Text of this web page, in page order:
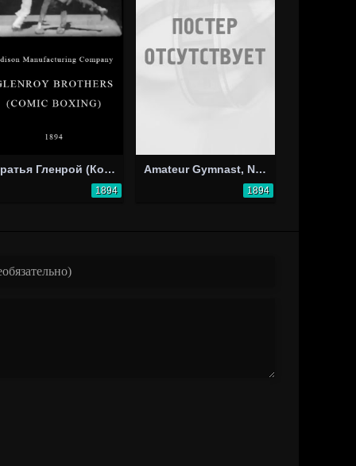
Братья Гленрой (Комический бокс)
1894
Amateur Gymnast, No. 2
1894